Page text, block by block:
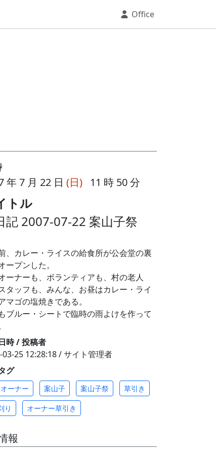
Office
年 7 月 22 日 (日) 11 時 50 分
トル
記 2007-07-22 案山子祭
、カレー・ライスの給食所が公会堂の裏
ープンした。
ーナーも、ボランティアも、村の老人
タッフも、みんな、お昼はカレー・ライ
マゴの塩焼きである。
ブルー・シートで臨時の雨よけを作って
時 / 投稿者
03-25 12:28:18 / サイト管理者
グ
ーナー 案山子 案山子祭 草引き
り オーナー草引き
報